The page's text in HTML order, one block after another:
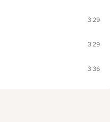
3:29
3:29
3:36